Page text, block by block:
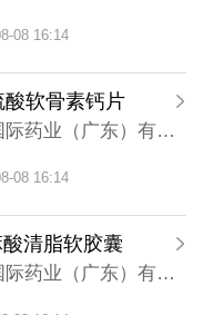
08 16:14
软骨素钙片
中安合康国际药业（广东）有限公司
08 16:14
清脂软胶囊
中安合康国际药业（广东）有限公司